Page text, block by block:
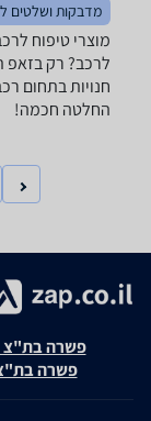
מדבקות ושלטים
לרכב? רק בזאפ
חנויות בתחום
החלטה חכמה!
פשרה בת"צ
פשרה בת"צ